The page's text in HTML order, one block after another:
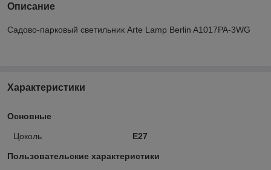
Описание
Садово-парковый светильник Arte Lamp Berlin A1017PA-3WG
Характеристики
Основные
Цоколь E27
Пользовательские характеристики